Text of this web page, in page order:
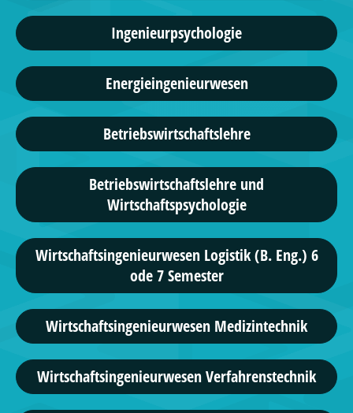
Ingenieurpsychologie
Energieingenieurwesen
Betriebswirtschaftslehre
Betriebswirtschaftslehre und
Wirtschaftspsychologie
Wirtschaftsingenieurwesen Logistik (B. Eng.) 6
ode 7 Semester
Wirtschafts­ingenieur­wesen Medizintechnik
Wirtschafts­ingenieur­wesen Verfahrenstechnik